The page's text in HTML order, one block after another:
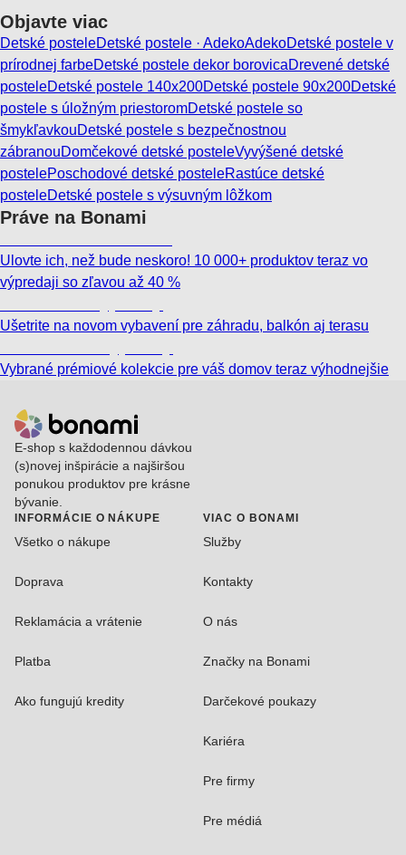
Objavte viac
Detské posteleDetské postele · AdekoAdekoDetské postele v
prírodnej farbeDetské postele dekor borovicaDrevené detské
posteleDetské postele 140x200Detské postele 90x200Detské
postele s úložným priestoromDetské postele so
šmykľavkouDetské postele s bezpečnostnou
zábranouDomčekové detské posteleVyvýšené detské
postelePoschodové detské posteleRastúce detské
posteleDetské postele s výsuvným lôžkom
Práve na Bonami
Ulovte ich, než bude neskoro! 10 000+ produktov teraz vo
výpredaji so zľavou až 40 %
Ušetrite na novom vybavení pre záhradu, balkón aj terasu
Vybrané prémiové kolekcie pre váš domov teraz výhodnejšie
E-shop s každodennou dávkou
(s)novej inšpirácie a najširšou
ponukou produktov pre krásne
bývanie.
INFORMÁCIE O NÁKUPE
Všetko o nákupe
Doprava
Reklamácia a vrátenie
Platba
Ako fungujú kredity
VIAC O BONAMI
Služby
Kontakty
O nás
Značky na Bonami
Darčekové poukazy
Kariéra
Pre firmy
Pre médiá